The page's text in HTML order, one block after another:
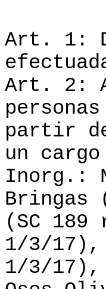
Art. 1:
Art. 2:
partir
un
Inorg.:
Bringas
(SC
1/3/17),
1/3/17),